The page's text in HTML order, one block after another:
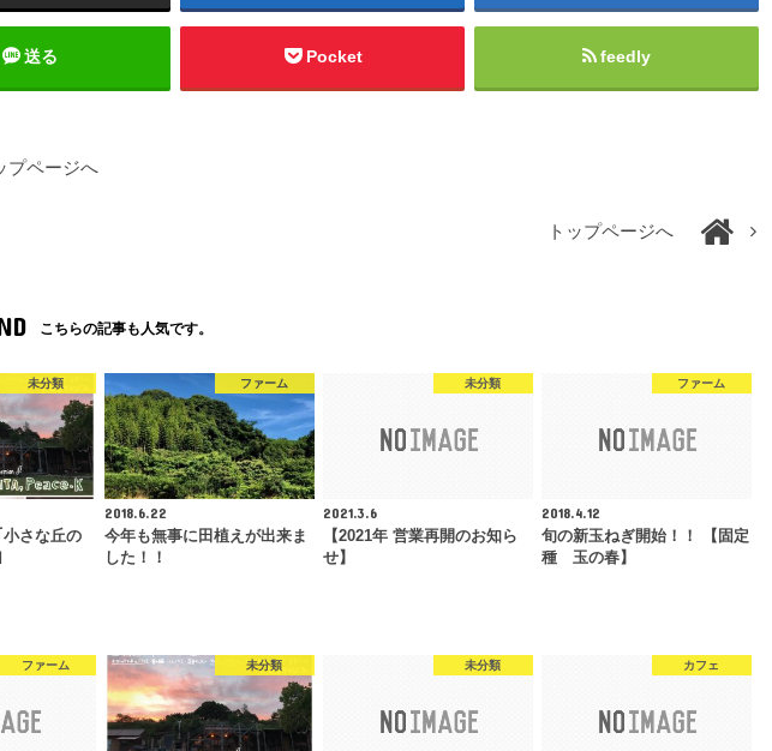
送る Pocket feedly
プページへ
トップページへ
こちらの記事も人気です。
未分類
小さな丘の
ファーム
2018.6.22
今年も無事に田植えが出来ま
した！！
未分類
2021.3.6
【2021年 営業再開のお知ら
せ】
ファーム
2018.4.12
旬の新玉ねぎ開始！！ 【固定
種 玉の春】
ファーム 未分類 未分類 カフェ